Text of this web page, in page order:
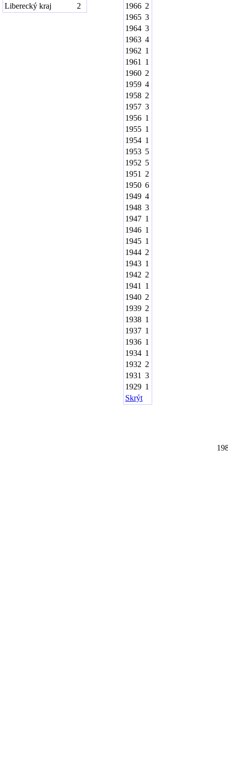
Liberecký kraj
2
1966 2
1965 3
1964 3
1963 4
1962 1
1961
1
1960 2
1959 4
1958 2
1957 3
1956 1
1955 1
1954 1
1953 5
1952 5
1951
2
1950 6
1949 4
1948 3
1947 1
1946 1
1945 1
1944 2
1943 1
1942 2
1941
1
1940 2
1939 2
1938 1
1937 1
1936 1
1934 1
1932 2
1931 3
1929 1
Skrýt